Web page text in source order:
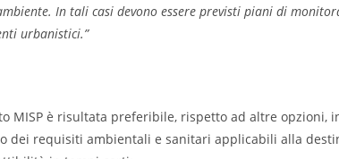
In tali casi devono essere previsti piani di
urbanistici.”
MISP è risultata preferibile, rispetto ad altre opzioni,
dei requisiti ambientali e sanitari applicabili alla